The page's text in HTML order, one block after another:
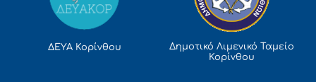
ΔΕΥΑ Κορίνθου
Δημοτικό Λιμενικό Ταμείο
Κορίνθου